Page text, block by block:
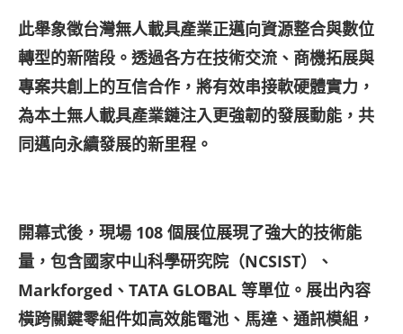
此舉象徵台灣無人載具產業正邁向資源整合與數位
轉型的新階段。透過各方在技術交流、商機拓展與
專案共創上的互信合作，將有效串接軟硬體實力，
為本土無人載具產業鏈注入更強韌的發展動能，共
同邁向永續發展的新里程。
開幕式後，現場 108 個展位展現了強大的技術能
量，包含國家中山科學研究院（NCSIST）、
Markforged 、TATA GLOBAL 等單位。展出內容
橫跨關鍵零組件如高效能電池、馬達、通訊模組，